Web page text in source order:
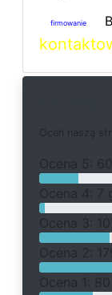
firmowanie
a ą
O
a 5:
O
a 4: 7
O
a 3:
O
a 2:
O
a 1: